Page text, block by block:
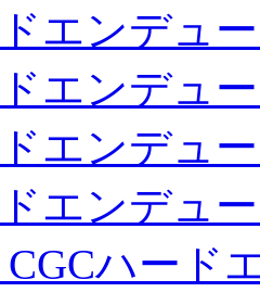
エンデュ
エンデュ
エンデュ
エンデュ
CGCハード